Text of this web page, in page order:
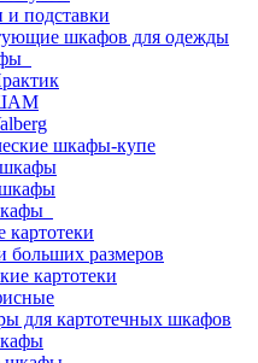
подставки
шкафов для одежды
шкафы-купе
шкафы
больших размеров
картотеки
для картотечных шкафов